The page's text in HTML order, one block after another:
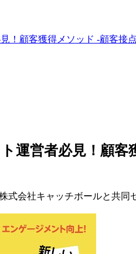
！顧客獲得メソッド -顧客接
運営者必見！顧
式会社キャッチボールと共同